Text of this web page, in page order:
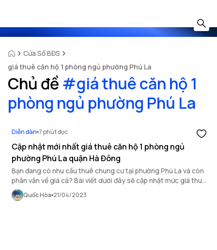
Cửa Sổ BĐS
giá thuê căn hộ 1 phòng ngủ phường Phú La
Chủ đề #giá thuê căn hộ 1
phòng ngủ phường Phú La
Diễn đàn 7 phút đọc
Cập nhật mới nhất giá thuê căn hộ 1 phòng ngủ
phường Phú La quận Hà Đông
Bạn đang có nhu cầu thuê chung cư tại phường Phú La và còn
phân vân về giá cả? Bài viết dưới đây sẽ cập nhật mức giá thuê
căn hộ 1 phòng ngủ phường Phú La quận Hà Đông.
Quốc Hòa 21/04/2023